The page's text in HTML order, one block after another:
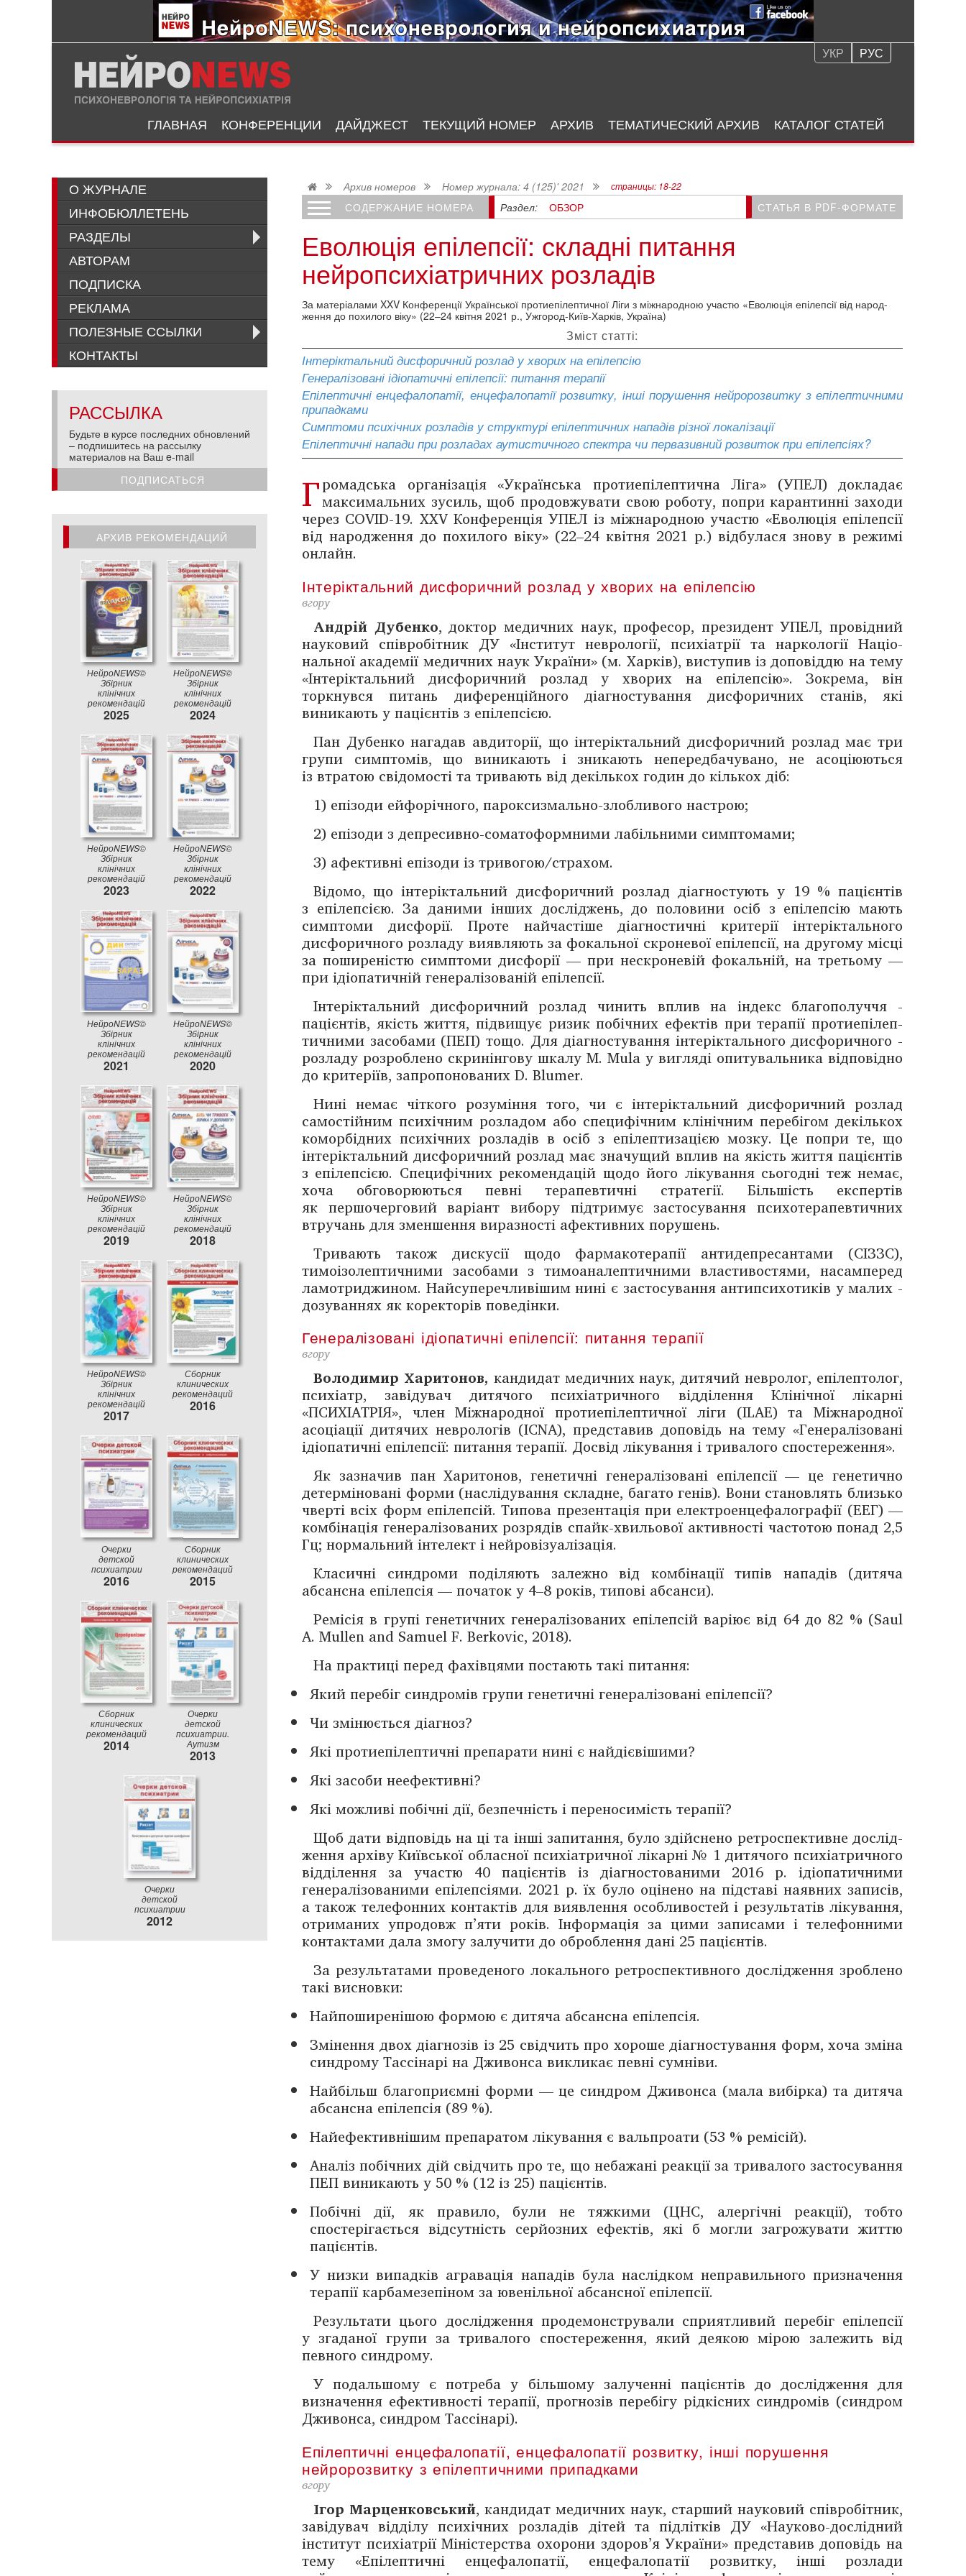
УКР РУС
ГЛАВНАЯ КОНФЕРЕНЦИИ ДАЙДЖЕСТ ТЕКУЩИЙ НОМЕР АРХИВ ТЕМАТИЧЕСКИЙ АРХИВ КАТАЛОГ СТАТЕЙ
Архив номеров Номер журнала: 4 (125)' 2021 страницы: 18-22
СОДЕРЖАНИЕ НОМЕРА Раздел: ОБЗОР СТАТЬЯ В PDF-ФОРМАТЕ
Еволюція епілепсії: складні питання
нейропсихіатричних розладів
За матеріалами XXV Конференції Української протиепілептичної Ліги з міжнародною участю «Еволюція епілепсії від народ­
жен­ня до похилого віку» (22–24 квітня 2021 р., Ужгород-Київ-Харків, Україна)
Зміст статті:
Інтеріктальний дисфоричний розлад у хворих на епілепсію
Генералізовані ідіопатичні епілепсії: питання терапії
Епілептичні енцефалопатії, енцефалопатії розвитку, інші порушення нейророзвитку з епілептичними
припадками
Симптоми психічних розладів у структурі епілептичних нападів різної локалізації
Епілептичні напади при розладах аутистичного спектра чи первазивний розвиток при епілепсіях?
Громадська організація «Українська протиепілептична Ліга» (УПЕЛ) докладає
максимальних зусиль, щоб продовжувати свою роботу, попри карантинні заходи
через COVID-19. XXV Конференція УПЕЛ із міжнародною участю «Еволюція епілепсії
від народ­жен­ня до похилого віку» (22–24 квітня 2021 р.) відбулася знову в режимі
онлайн.
Інтеріктальний дисфоричний розлад у хворих на епілепсію
вгору
Андрій Дубенко, доктор медичних наук, професор, президент УПЕЛ, провідний
науковий співробітник ДУ «Інститут неврології, психіатрії та ­наркології Націо­
нальної академії медичних наук України» (м. Харків), виступив із доповіддю на тему
«Інтер­іктальний дисфо­ричний розлад у хворих на епілепсію». Зокрема, він
торкнувся питань диференційного діаг­ностування дисфоричних станів, які
виникають у пацієнтів з ­епілеп­сією.
Пан Дубенко нагадав авдиторії, що інтеріктальний дисфоричний розлад має три
групи симптомів, що вини­ка­ють і зникають непередбачувано, не асоціюються
із втратою свідомості та тривають від декількох годин до кількох діб:
1) епізоди ейфорічного, пароксизмально-злобливого настрою;
2) епізоди з депресивно-соматоформними ­лабільними симптомами;
3) афективні епізоди із тривогою/страхом.
Відомо, що інтеріктальний дисфоричний розлад діаг­ностують у 19 % пацієнтів
з епілепсією. За ­даними ­інших досліджень, до половини осіб з епілепсію ­мають
симптоми дисфорії. Проте найчастіше діагностичні критерії інтеріктального
дисфоричного розладу вияв­ля­ють за фокальної скроневої епілепсії, на ­другому місці
за поши­реністю симптоми дисфорії — при нескро­невій фокальній, на третьому —
при ідіопатичній ­генералізова­ній епілепсії.
Інтеріктальний ­дисфоричний розлад чинить вплив на індекс благополуччя ­
пацієнтів, якість життя, підвищує ризик побічних ефектів при терапії протиепі­леп­
тичними засобами (ПЕП) тощо. Для діаг­ностування інтеріктального дисфоричного ­
розладу розроблено скринінгову шкалу M. Mula у ­вигляді ­опитувальника відповідно
до критеріїв, запропонованих D. Blumer.
Нині немає чіткого розуміння того, чи є ­інтеріктальний дисфоричний розлад
самостійним ­психічним ­розладом або специфічним клінічним перебігом декількох
комор­бід­них психічних розладів в осіб з епілептиза­цією ­мозку. Це попри те, що
інтерікталь­ний ­дисфоричний розлад має значущий вплив на якість ­життя пацієнтів
з епілепсією. Специфічних рекоменда­цій щодо його лікування сьогодні теж немає,
хоча ­обговорюються певні ­терапевтичні стратегії. Більшість експертів
як першочерговий ­варіант ­вибору підтримує застосування психотерапевтичних
втручань для зменшення виразності афективних пору­шень.
Тривають також дискусії щодо ­фармакотерапії анти­депресантами (СІЗЗС),
тимоізолептичними засо­бами з тимоаналептич­ними властивостями, насамперед
ламо­триджином. Найсуперечливішим нині є ­застосування анти­психотиків у малих ­
дозуваннях як коректорів пове­дінки.
Генералізовані ідіопатичні епілепсії: питання терапії
вгору
Володимир Харитонов, кандидат медичних наук, дитячий невролог, епілептолог,
психіатр, завідувач ­дитячого психіатричного відділення Клінічної ­лікарні
«ПСИХІАТРІЯ», член Міжнародної протиепілептичної ліги (ILAE) та Міжнародної
асоціації дитячих невро­логів (ICNA), представив доповідь на тему «Генералі­зовані
ідіопатичні епілепсії: питання терапії. ­Досвід ліку­вання і тривалого спостереження».
Як зазначив пан Харитонов, генетичні ­генералізовані епілепсії — це генетично
детерміновані форми (наслідування складне, багато генів). Вони становлять ­близько
чверті всіх форм епілепсій. Типова презентація при електроенце­фалографії (ЕЕГ) —
комбінація генералізованих роз­рядів спайк-хвильової активності частотою понад 2,5
Гц; нормальний інтелект і нейро­візуалізація.
Класичні синдроми поділяють залежно від комбінації типів нападів (дитяча
абсансна епілеп­сія — початок у 4–8 років, типові абсанси).
Ремісія в ­групі генетичних генералізованих епілеп­сій варіює від 64 до 82 % (Saul
A. Mullen and Samuel F. Ber­kovic, 2018).
На практиці перед фахівцями постають такі ­питання:
Який перебіг синдромів групи генетичні генералізовані епілепсії?
Чи змінюється діагноз?
Які протиепілептичні препарати нині є найдієвішими?
Які засоби неефективні?
Які можливі побічні дії, безпечність і ­переносимість терапії?
Щоб дати відповідь на ці та інші запитання, було здійснено ретроспективне дослід­
жен­ня архіву Київської обласної психіатричної лікарні № 1 ­дитячого психіат­ричного
відділення за участю 40 пацієнтів із діагностованими 2016 р. ідіопатичними
генералізо­ваними епілеп­сіями. 2021 р. їх було оцінено на підставі наявних записів,
а також телефонних контактів для виявлення особливостей і результатів лікування,
отриманих упродовж п’яти років. Інформація за цими ­записами і телефонними
контактами дала змогу залучити до ­оброблення дані 25 пацієнтів.
За результатами проведеного локального ретроспективного дослід­жен­ня зроблено
такі ­вис­новки:
Найпоширенішою формою є дитяча абсансна епілепсія.
Змінення двох діагнозів із 25 свідчить про хороше діагностування форм, хоча зміна
синдрому Тассінарі на Дживонса викликає певні сумніви.
Найбільш благоприємні форми — це синдром ­Дживонса (мала вибірка) та дитяча
абсансна епілепсія (89 %).
Найефективнішим препаратом лікування є вальпроати (53 % ремісій).
Аналіз побічних дій свідчить про те, що небажані реакції за тривалого застосування
ПЕП виникають у 50 % (12 із 25) пацієнтів.
Побічні дії, як правило, були не тяжкими (ЦНС, алергічні ­реакції), тобто
спостерігається відсутність серйозних ефектів, які б могли загрожувати життю
пацієнтів.
У низки випадків агравація нападів була наслідком неправильного призначення
терапії карбамезепіном за ювенільної абсансної епілепсії.
Результати цього дослід­жен­ня продемонстрували сприятливий перебіг епілепсії
у згаданої групи за тривалого спостереження, який деякою мірою залежить від
певного синдрому.
У подальшому є потреба у більшому залученні пацієнтів до ­дослід­жен­ня для
визначення ефективності ­терапії, прогнозів перебігу рідкісних синдромів (синдром
Дживонса, синдром Тассінарі).
Епілептичні енцефалопатії, енцефалопатії розвитку, інші порушення
нейророзвитку з епілептичними припадками
вгору
Ігор Марценковський, кандидат медичних наук, старший науковий співробітник,
завідувач ­відділу ­психічних розладів дітей та підлітків ДУ «Науково-­дослідний
інститут психіатрії Міністерства охорони здоров’я України» представив доповідь на
тему «Епілептичні енцефалопатії, енцефалопатії розвитку, інші розлади
О ЖУРНАЛЕ
ИНФОБЮЛЛЕТЕНЬ
РАЗДЕЛЫ
АВТОРАМ
ПОДПИСКА
РЕКЛАМА
ПОЛЕЗНЫЕ ССЫЛКИ
КОНТАКТЫ
РАССЫЛКА
Будьте в курсе последних обновлений
– подпишитесь на рассылку
материалов на Ваш e-mail
ПОДПИСАТЬСЯ
АРХИВ РЕКОМЕНДАЦИЙ
АРХИВ РЕКОМЕНДАЦИЙ
НейроNEWS©
Збірник
клінічних
рекомендацій
2025
НейроNEWS©
Збірник
клінічних
рекомендацій
2024
НейроNEWS©
Збірник
клінічних
рекомендацій
2023
НейроNEWS©
Збірник
клінічних
рекомендацій
2022
НейроNEWS©
Збірник
клінічних
рекомендацій
2021
НейроNEWS©
Збірник
клінічних
рекомендацій
2020
НейроNEWS©
Збірник
клінічних
рекомендацій
2019
НейроNEWS©
Збірник
клінічних
рекомендацій
2018
НейроNEWS©
Збірник
клінічних
рекомендацій
2017
Сборник
клинических
рекомендаций
2016
Очерки
детской
психиатрии
2016
Сборник
клинических
рекомендаций
2015
Сборник
клинических
рекомендаций
2014
Очерки
детской
психиатрии.
Аутизм
2013
Очерки
детской
психиатрии
2012